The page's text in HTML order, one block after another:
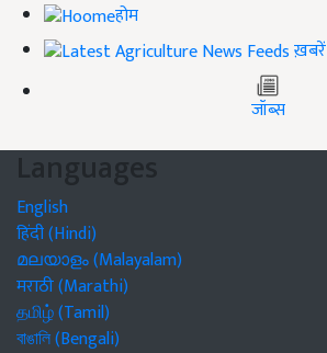
होम
ख़बरें
जॉब्स
Languages
English
हिंदी (Hindi)
മലയാളം (Malayalam)
मराठी (Marathi)
தமிழ் (Tamil)
বাঙালি (Bengali)